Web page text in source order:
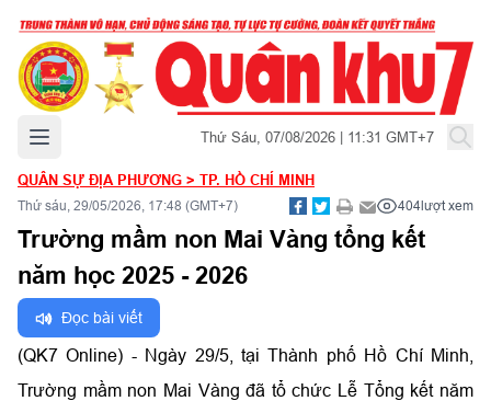
Mở menu chính Thứ Sáu, 07/08/2026 | 11:31 GMT+7
QUÂN SỰ ĐỊA PHƯƠNG > TP. HỒ CHÍ MINH
Thứ sáu, 29/05/2026, 17:48 (GMT+7) 404lượt xem
Trường mầm non Mai Vàng tổng kết
năm học 2025 - 2026
Đọc bài viết
(QK7 Online) - Ngày 29/5, tại Thành phố Hồ Chí Minh,
Trường mầm non Mai Vàng đã tổ chức Lễ Tổng kết năm